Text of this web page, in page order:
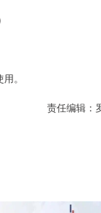
。
责任编辑：